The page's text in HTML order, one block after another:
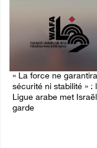
« La force ne
sécurité ni stabilité » :
Ligue arabe met
garde